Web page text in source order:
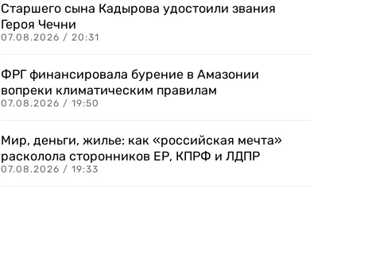
Старшего сына Кадырова удостоили звания
Героя Чечни
07.08.2026 / 20:31
ФРГ финансировала бурение в Амазонии
вопреки климатическим правилам
07.08.2026 / 19:50
Мир, деньги, жилье: как «российская мечта»
расколола сторонников ЕР, КПРФ и ЛДПР
07.08.2026 / 19:33